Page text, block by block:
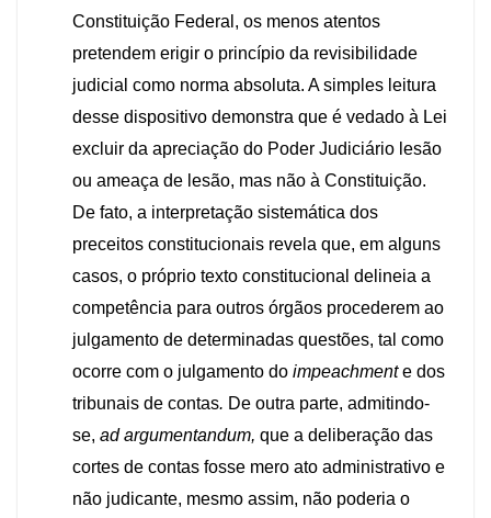
Constituição Federal, os menos atentos
pretendem erigir o princípio da revisibilidade
judicial como norma absoluta. A simples leitura
desse dispositivo demonstra que é vedado à Lei
excluir da apreciação do Poder Judiciário lesão
ou ameaça de lesão, mas não à Constituição.
De fato, a interpretação sistemática dos
preceitos constitucionais revela que, em alguns
casos, o próprio texto constitucional delineia a
competência para outros órgãos procederem ao
julgamento de determinadas questões, tal como
ocorre com o julgamento do impeachmente dos
tribunais de contas. De outra parte, admitindo-
se, ad argumentandum, que a deliberação das
cortes de contas fosse mero ato administrativo e
não judicante, mesmo assim, não poderia o